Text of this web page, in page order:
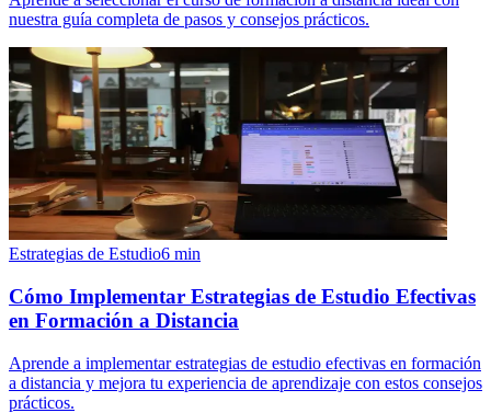
nuestra guía completa de pasos y consejos prácticos.
Estrategias de Estudio6 min
Cómo Implementar Estrategias de Estudio Efectivas
en Formación a Distancia
Aprende a implementar estrategias de estudio efectivas en formación
a distancia y mejora tu experiencia de aprendizaje con estos consejos
prácticos.